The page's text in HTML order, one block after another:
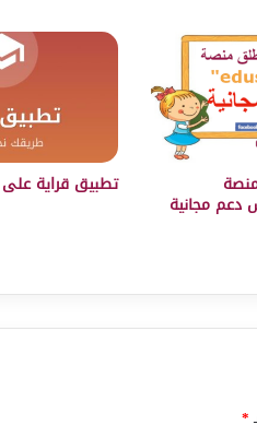
تطبيق قراية على
*